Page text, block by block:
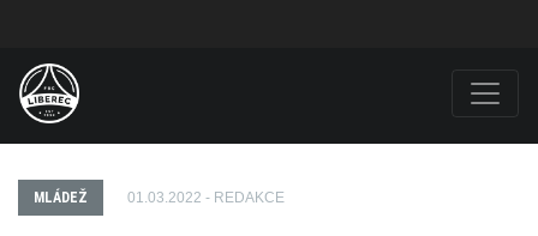
MLÁDEŽ 01.03.2022 - REDAKCE